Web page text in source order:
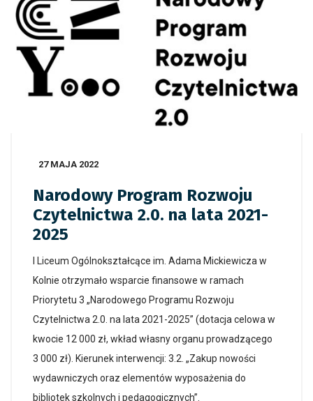
27 MAJA 2022
Narodowy Program Rozwoju
Czytelnictwa 2.0. na lata 2021-
2025
I Liceum Ogólnokształcące im. Adama Mickiewicza w
Kolnie otrzymało wsparcie finansowe w ramach
Priorytetu 3 „Narodowego Programu Rozwoju
Czytelnictwa 2.0. na lata 2021-2025” (dotacja celowa w
kwocie 12 000 zł, wkład własny organu prowadzącego
3 000 zł). Kierunek interwencji: 3.2. „Zakup nowości
wydawniczych oraz elementów wyposażenia do
bibliotek szkolnych i pedagogicznych”.